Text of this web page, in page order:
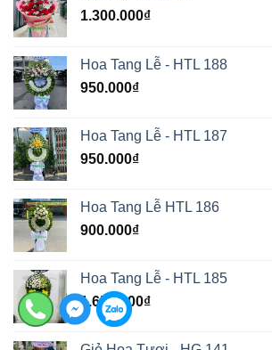
1.300.000₫
Hoa Tang Lễ - HTL 188
950.000₫
Hoa Tang Lễ - HTL 187
950.000₫
Hoa Tang Lễ HTL 186
900.000₫
Hoa Tang Lễ - HTL 185
1.650.000₫